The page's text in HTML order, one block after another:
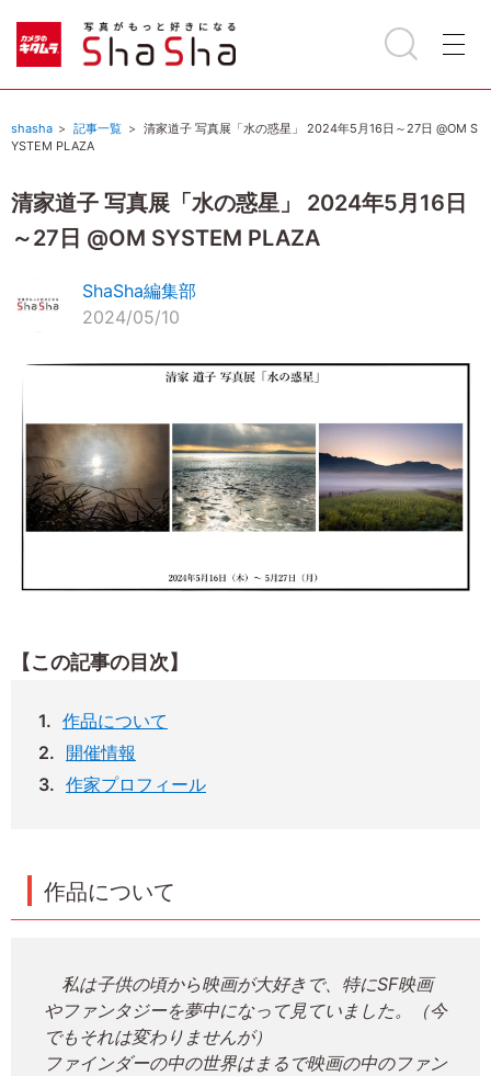
shasha 記事一覧
清家道子 写真展「水の惑星」 2024年5月16日～27日 @OM S
YSTEM PLAZA
清家道子 写真展「水の惑星」 2024年5月16日
～27日 @OM SYSTEM PLAZA
ShaSha編集部
2024/05/10
【この記事の目次】
作品について
開催情報
作家プロフィール
作品について
私は子供の頃から映画が大好きで、特にSF映画
やファンタジーを夢中になって見ていました。（今
でもそれは変わりませんが）
ファインダーの中の世界はまるで映画の中のファン